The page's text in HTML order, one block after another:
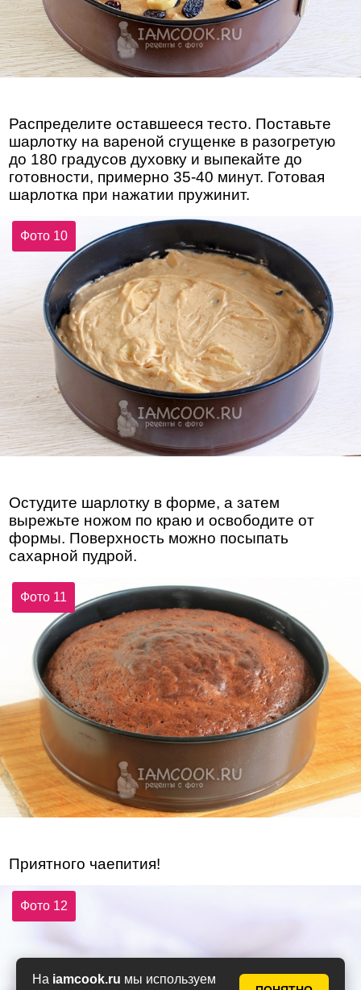
На iamcook.ru мы используем
Распределите оставшееся тесто. Поставьте
шарлотку на вареной сгущенке в разогретую
до 180 градусов духовку и выпекайте до
готовности, примерно 35-40 минут. Готовая
шарлотка при нажатии пружинит.
Фото 10
Остудите шарлотку в форме, а затем
вырежьте ножом по краю и освободите от
формы. Поверхность можно посыпать
сахарной пудрой.
Фото 11
Приятного чаепития!
Фото 12